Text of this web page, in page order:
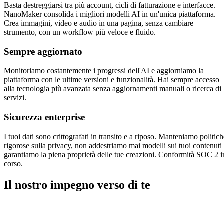
Basta destreggiarsi tra più account, cicli di fatturazione e interfacce.
NanoMaker consolida i migliori modelli AI in un'unica piattaforma.
Crea immagini, video e audio in una pagina, senza cambiare
strumento, con un workflow più veloce e fluido.
Sempre aggiornato
Monitoriamo costantemente i progressi dell'AI e aggiorniamo la
piattaforma con le ultime versioni e funzionalità. Hai sempre accesso
alla tecnologia più avanzata senza aggiornamenti manuali o ricerca di
servizi.
Sicurezza enterprise
I tuoi dati sono crittografati in transito e a riposo. Manteniamo
rigorose sulla privacy, non addestriamo mai modelli sui tuoi contenuti
garantiamo la piena proprietà delle tue creazioni. Conformità SOC 2
corso.
Il nostro impegno verso di te